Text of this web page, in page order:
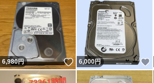
6,980円 いいね！
6,000円